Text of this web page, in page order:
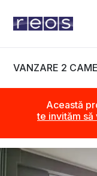
VANZARE 2
Această
te invităm